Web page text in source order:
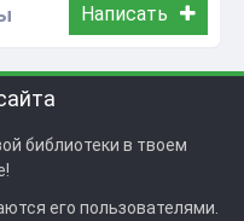
Написать
библиотеки в твоем
его пользователями.